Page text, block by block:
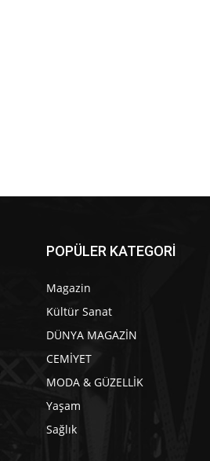
POPÜLER KATEGORİ
Magazin
Kültür Sanat
DÜNYA MAGAZİN
CEMİYET
MODA & GÜZELLİK
Yaşam
Sağlık